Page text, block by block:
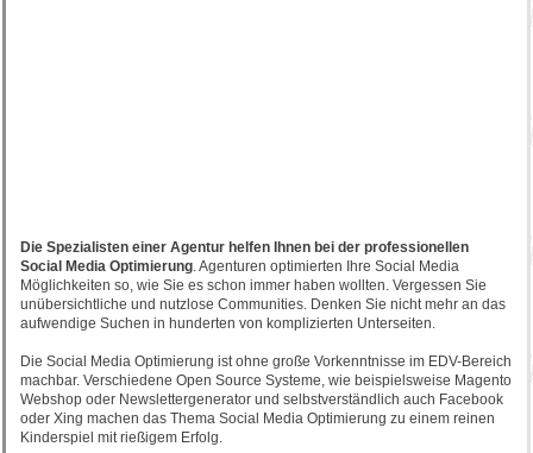
Die Spezialisten einer Agentur helfen Ihnen bei der professionellen
Social Media Optimierung. Agenturen optimierten Ihre Social Media
Möglichkeiten so, wie Sie es schon immer haben wollten. Vergessen Sie
unübersichtliche und nutzlose Communities. Denken Sie nicht mehr an das
aufwendige Suchen in hunderten von komplizierten Unterseiten.
Die Social Media Optimierung ist ohne große Vorkenntnisse im EDV-Bereich
machbar. Verschiedene Open Source Systeme, wie beispielsweise Magento
Webshop oder Newslettergenerator und selbstverständlich auch Facebook
oder Xing machen das Thema Social Media Optimierung zu einem reinen
Kinderspiel mit rießigem Erfolg.